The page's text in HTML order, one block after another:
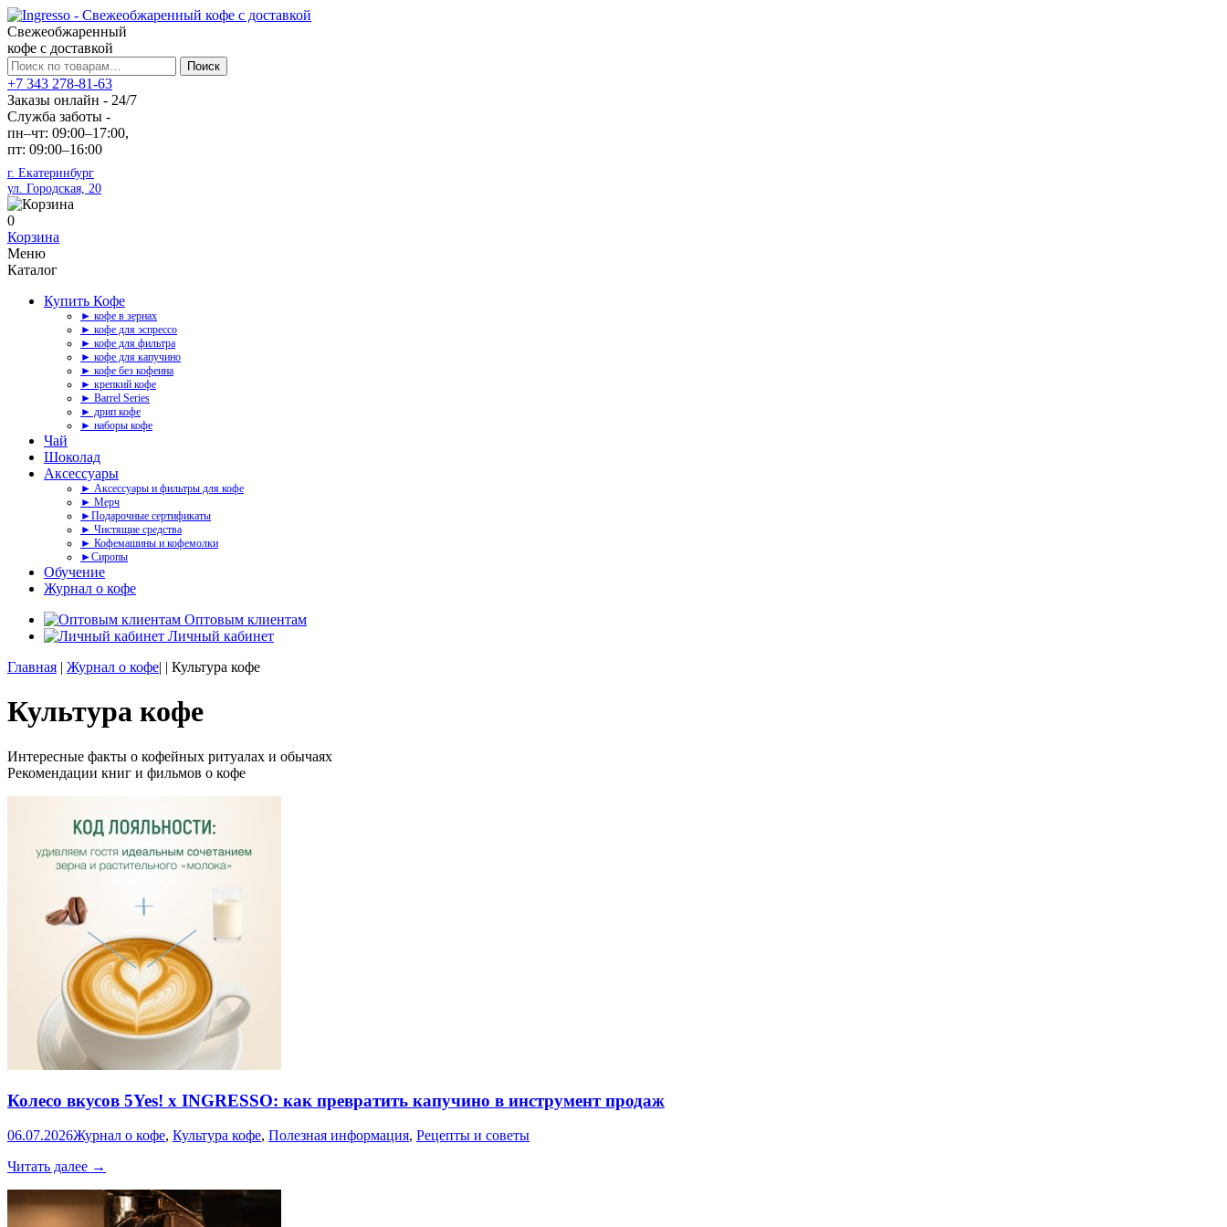
Свежеобжаренный
кофе с доставкой
Искать:
Поиск
+7 343 278-81-63
Заказы онлайн - 24/7
Служба заботы -
пн–чт: 09:00–17:00,
пт: 09:00–16:00
г. Екатеринбург
ул. Городская, 20
0
Корзина
Меню
Каталог
Купить Кофе
► кофе в зернах
► кофе для эспрессо
► кофе для фильтра
► кофе для капучино
► кофе без кофеина
► крепкий кофе
► Barrel Series
► дрип кофе
► наборы кофе
Чай
Шоколад
Аксессуары
► Аксессуары и фильтры для кофе
► Мерч
►Подарочные сертификаты
► Чистящие средства
► Кофемашины и кофемолки
►Сиропы
Обучение
Журнал о кофе
Оптовым клиентам
Личный кабинет
Главная | Журнал о кофе| | Культура кофе
Культура кофе
Интересные факты о кофейных ритуалах и обычаях
Рекомендации книг и фильмов о кофе
Колесо вкусов 5Yes! x INGRESSO: как превратить капучино в инструмент продаж
06.07.2026Журнал о кофе, Культура кофе, Полезная информация, Рецепты и советы
Читать далее Колесо
5Yes!
→